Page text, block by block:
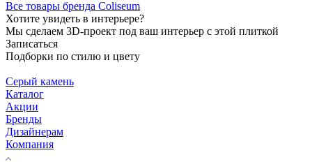
Все товары бренда Coliseum
Хотите увидеть в интерьере?
Мы сделаем 3D-проект под ваш интерьер с этой плиткой
Записаться
Подборки по стилю и цвету
Серый камень
Каталог
Акции
Бренды
Дизайнерам
Компания